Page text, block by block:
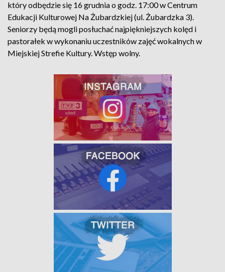
który odbędzie się 16 grudnia o godz. 17:00 w Centrum
Edukacji Kulturowej Na Żubardzkiej (ul. Żubardzka 3).
Seniorzy będą mogli posłuchać najpiękniejszych kolęd i
pastorałek w wykonaniu uczestników zajęć wokalnych w
Miejskiej Strefie Kultury. Wstęp wolny.